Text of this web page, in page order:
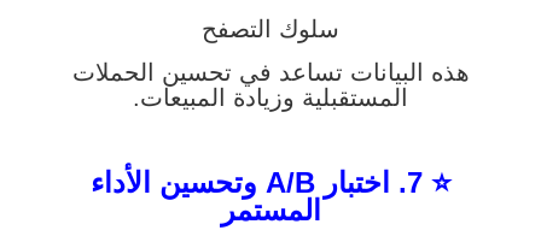
سلوك التصفح
هذه البيانات تساعد في تحسين الحملات
المستقبلية وزيادة المبيعات.
⭐ 7. اختبار A/B وتحسين الأداء
المستمر